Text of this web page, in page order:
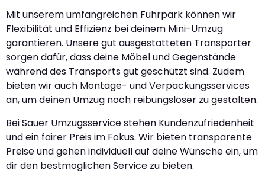
Mit unserem umfangreichen Fuhrpark können wir
Flexibilität und Effizienz bei deinem Mini-Umzug
garantieren. Unsere gut ausgestatteten Transporter
sorgen dafür, dass deine Möbel und Gegenstände
während des Transports gut geschützt sind. Zudem
bieten wir auch Montage- und Verpackungsservices
an, um deinen Umzug noch reibungsloser zu gestalten.
Bei Sauer Umzugsservice stehen Kundenzufriedenheit
und ein fairer Preis im Fokus. Wir bieten transparente
Preise und gehen individuell auf deine Wünsche ein, um
dir den bestmöglichen Service zu bieten.